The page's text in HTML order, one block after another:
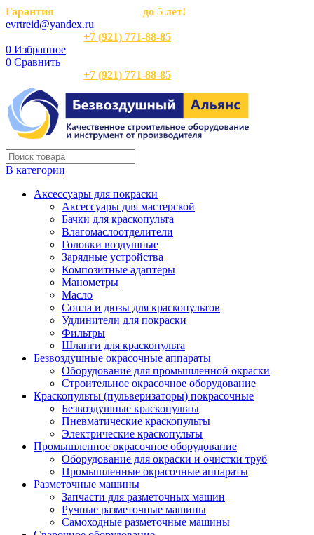
Гарантия
до 5 лет!
evrtreid@yandex.ru
+7 (921) 771-88-85
0 Избранное
0 Сравнить
+7 (921) 771-88-85
В категории
Аксессуары для покраски
Аксессуары для мастерской
Бачки для краскопульта
Влагомаслоотделители
Головки воздушные
Зарядные устройства
Композитные адаптеры
Манометры
Масло
Сопла и дюзы для краскопультов
Удлинители для покраски
Фильтры
Шланги для краскопульта
Безвоздушные окрасочные аппараты
Оборудование для промышленной окраски
Строительное окрасочное оборудование
Краскопульты (пульверизаторы) покрасочные
Безвоздушные краскопульты
Пневматические краскопульты
Электрические краскопульты
Промышленное окрасочное оборудование
Оборудование для окраски и очистки труб
Промышленные окрасочные аппараты
Разметочные машины
Запчасти для разметочных машин
Ручные разметочные машины
Самоходные разметочные машины